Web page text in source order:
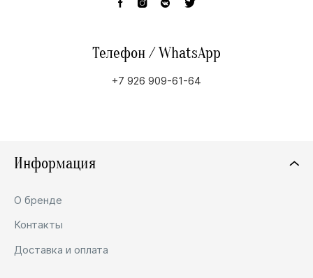
Телефон / WhatsApp
+7 926 909-61-64
Информация
О бренде
Контакты
Доставка и оплата